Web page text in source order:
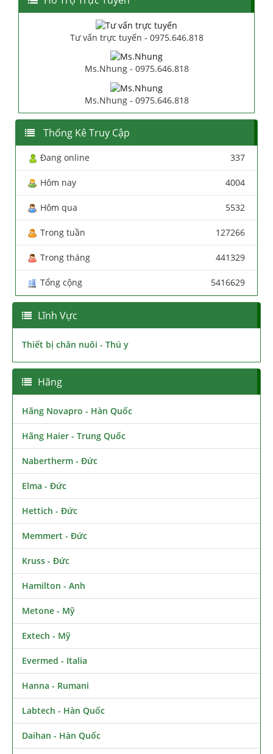
Tư vấn trực tuyến - 0975.646.818
Ms.Nhung - 0975.646.818
Ms.Nhung - 0975.646.818
Thống Kê Truy Cập
Đang online 337
Hôm nay 4004
Hôm qua 5532
Trong tuần 127266
Trong tháng 441329
Tổng cộng 5416629
Lĩnh Vực
Thiết bị chăn nuôi - Thú y
Hãng
Hãng Novapro - Hàn Quốc
Hãng Haier - Trung Quốc
Nabertherm - Đức
Elma - Đức
Hettich - Đức
Memmert - Đức
Kruss - Đức
Hamilton - Anh
Metone - Mỹ
Extech - Mỹ
Evermed - Italia
Hanna - Rumani
Labtech - Hàn Quốc
Daihan - Hàn Quốc